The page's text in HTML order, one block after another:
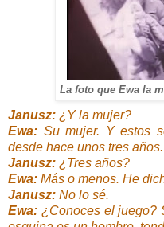
La foto que Ewa la
Janusz: ¿Y la mujer?
Ewa: Su mujer. Y estos
desde hace unos tres años.
Janusz: ¿Tres años?
Ewa: Más o menos. He
Janusz: No lo sé.
Ewa: ¿Conoces el juego?